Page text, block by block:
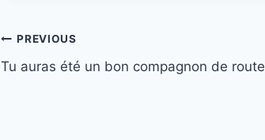
Navigation
de
PREVIOUS
Tu auras été un bon compagnon de route